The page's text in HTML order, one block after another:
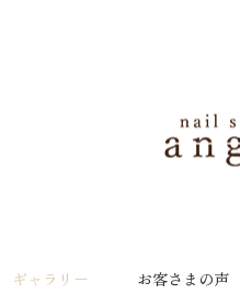
ギャラリー お客さまの声